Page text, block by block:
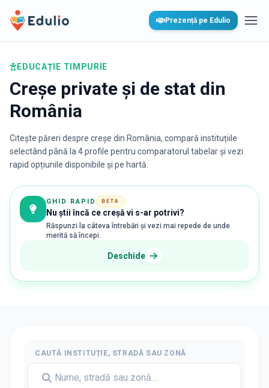
Edulio Prezență pe Edulio
EDUCAȚIE TIMPURIE
Creșe private și de stat din
România
Citește păreri despre creșe din România, compară instituțiile
selectând până la 4 profile pentru comparatorul tabelar și vezi
rapid opțiunile disponibile și pe hartă.
GHID RAPID BETA
Nu știi încă ce creșă vi s-ar potrivi?
Răspunzi la câteva întrebări și vezi mai repede de unde
merită să începi.
Deschide
CAUTĂ INSTITUȚIE, STRADĂ SAU ZONĂ